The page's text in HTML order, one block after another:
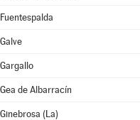
Fuentespalda
Galve
Gargallo
Gea de Albarracín
Ginebrosa (La)